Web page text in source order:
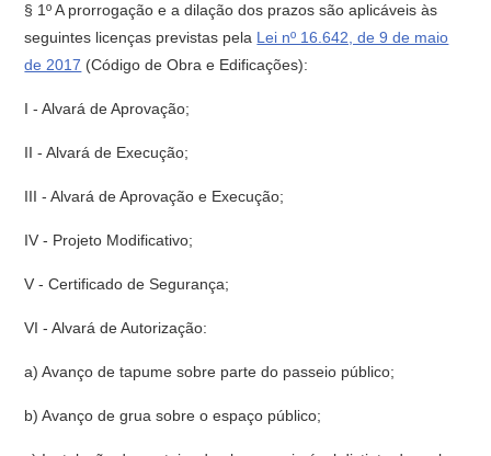
§ 1º A prorrogação e a dilação dos prazos são aplicáveis às
seguintes licenças previstas pela Lei nº 16.642, de 9 de maio
de 2017 (Código de Obra e Edificações):
I - Alvará de Aprovação;
II - Alvará de Execução;
III - Alvará de Aprovação e Execução;
IV - Projeto Modificativo;
V - Certificado de Segurança;
VI - Alvará de Autorização:
a) Avanço de tapume sobre parte do passeio público;
b) Avanço de grua sobre o espaço público;